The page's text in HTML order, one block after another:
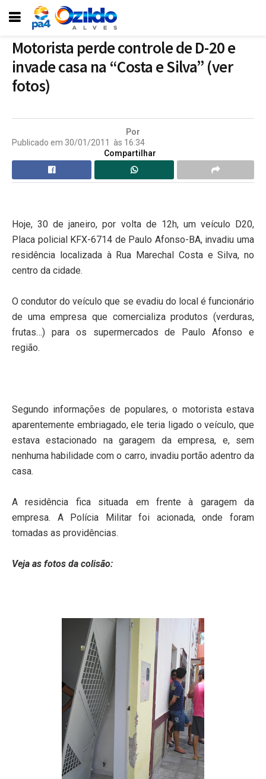
Motorista perde controle de D-20 e
invade casa na “Costa e Silva” (ver
fotos)
Por
Publicado em 30/01/2011 às 16:34
Compartilhar
Hoje, 30 de janeiro, por volta de 12h, um veículo D20,
Placa policial KFX-6714 de Paulo Afonso-BA, invadiu uma
residência localizada à Rua Marechal Costa e Silva, no
centro da cidade.
O condutor do veículo que se evadiu do local é funcionário
de uma empresa que comercializa produtos (verduras,
frutas…) para os supermercados de Paulo Afonso e
região.
Segundo informações de populares, o motorista estava
aparentemente embriagado, ele teria ligado o veículo, que
estava estacionado na garagem da empresa, e, sem
nenhuma habilidade com o carro, invadiu portão adentro da
casa.
A residência fica situada em frente à garagem da
empresa. A Polícia Militar foi acionada, onde foram
tomadas as providências.
Veja as fotos da colisão: